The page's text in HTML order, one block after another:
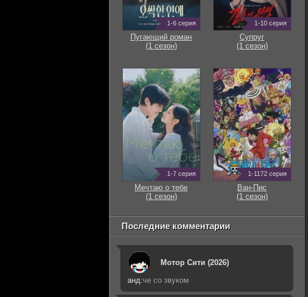
1-6 серия
Пугающий роман
(1 сезон)
1-10 серия
Супруг
(1 сезон)
1-7 серия
Мечтаю о тебе
(1 сезон)
1-1172 серия
Ван-Пис
(1 сезон)
Последние комментарии
Мотор Сити (2026)
анд:че со звуком